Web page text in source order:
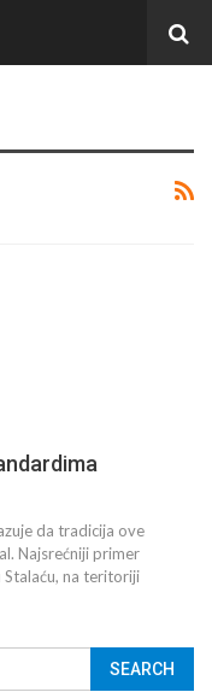
da tradicija ove
Najsrećniji primer
Stalaću, na teritoriji